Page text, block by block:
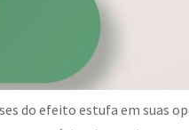
do efeito estufa em suas